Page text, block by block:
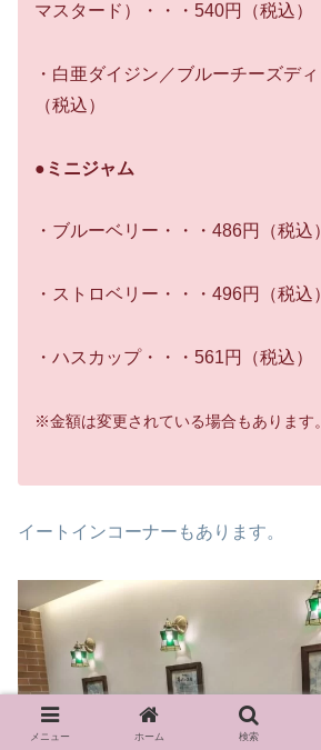
マスタード）・・・540円（税込）
・白亜ダイジン／ブルーチーズデ
（税込）
● ミニジャム
・ブルーベリー・・・486円（税込）
・ストロベリー・・・496円（税込）
・ハスカップ・・・561円（税込）
※金額は変更されている場合もあります。
イートインコーナーもあります。
メニュー ホーム 検索